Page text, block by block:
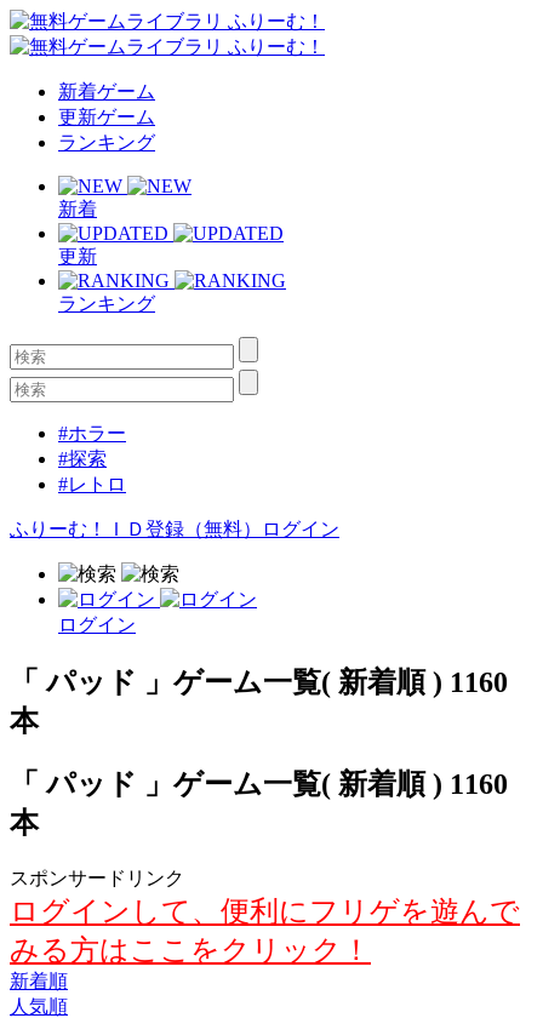
新着ゲーム
更新ゲーム
ランキング
新着
更新
ランキング
#ホラー
#探索
#レトロ
ふりーむ！ＩＤ登録（無料） ログイン
ログイン
「 パッド 」ゲーム一覧( 新着順 ) 1160
本
「 パッド 」ゲーム一覧( 新着順 ) 1160
本
スポンサードリンク
ログインして、便利にフリゲを遊んで
みる方はここをクリック！
新着順
人気順